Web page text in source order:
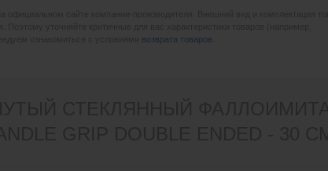
возврата товаров